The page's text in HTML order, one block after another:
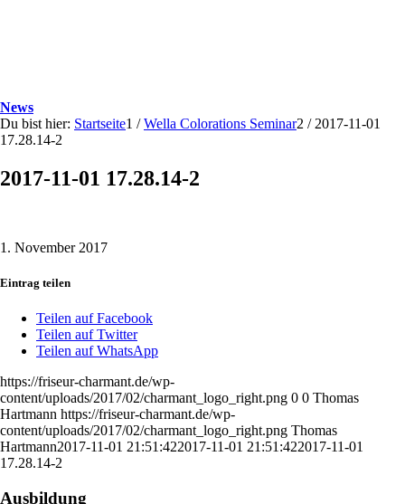
News
Du bist hier: Startseite1 / Wella Colorations Seminar2 / 2017-11-01
17.28.14-2
2017-11-01 17.28.14-2
1. November 2017
Eintrag teilen
Teilen auf Facebook
Teilen auf Twitter
Teilen auf WhatsApp
https://friseur-charmant.de/wp-
content/uploads/2017/02/charmant_logo_right.png 0 0 Thomas
Hartmann https://friseur-charmant.de/wp-
content/uploads/2017/02/charmant_logo_right.png Thomas
Hartmann2017-11-01 21:51:422017-11-01 21:51:422017-11-01
17.28.14-2
Ausbildung